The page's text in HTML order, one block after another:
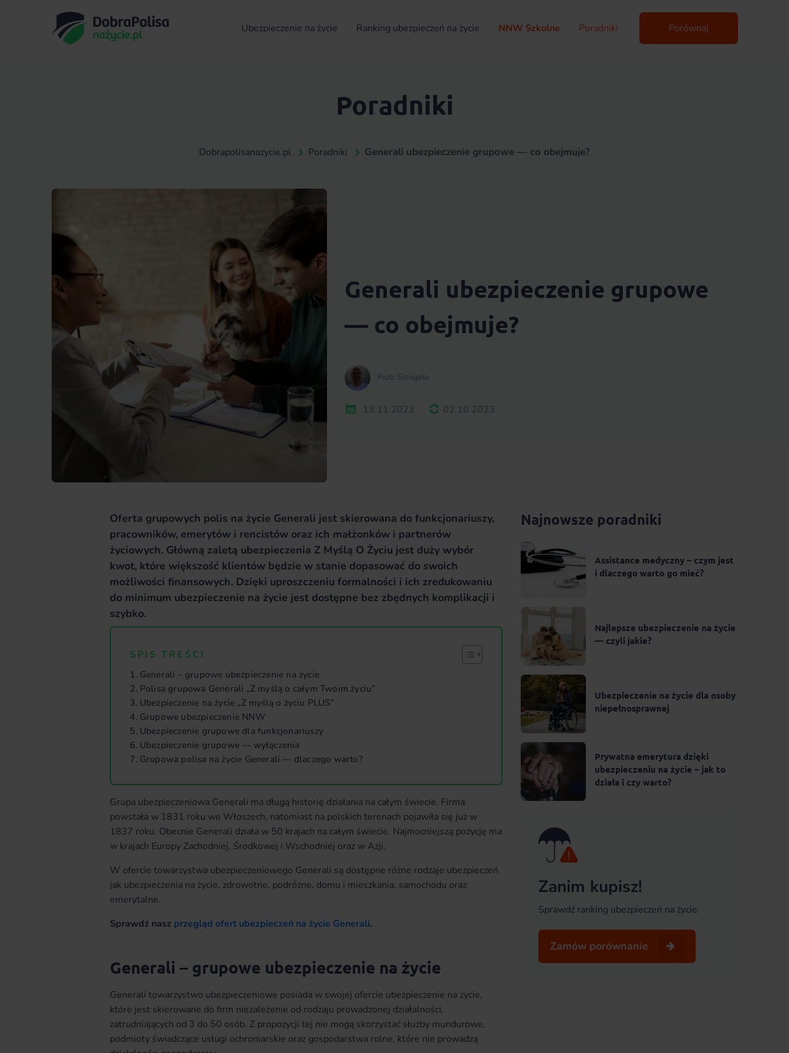
Ubezpieczenie na życie Ranking ubezpieczeń na życie NNW Szkolne Poradniki Porównaj
Poradniki
Dobrapolisanazycie.pl Poradniki Generali ubezpieczenie grupowe — co obejmuje?
Generali ubezpieczenie grupowe
— co obejmuje?
Piotr Strugała
13.11.2023 02.10.2023
Oferta grupowych polis na życie Generali jest skierowana do funkcjonariuszy,
pracowników, emerytów i rencistów oraz ich małżonków i partnerów
życiowych. Główną zaletą ubezpieczenia Z Myślą O Życiu jest duży wybór
kwot, które większość klientów będzie w stanie dopasować do swoich
możliwości finansowych. Dzięki uproszczeniu formalności i ich zredukowaniu
do minimum ubezpieczenie na życie jest dostępne bez zbędnych komplikacji i
szybko.
SPIS TREŚCI
Generali – grupowe ubezpieczenie na życie
Polisa grupowa Generali „Z myślą o całym Twoim życiu”
Ubezpieczenie na życie „Z myślą o życiu PLUS”
Grupowe ubezpieczenie NNW
Ubezpieczenie grupowe dla funkcjonariuszy
Ubezpieczenie grupowe — wyłączenia
Grupowa polisa na życie Generali — dlaczego warto?
Grupa ubezpieczeniowa Generali ma długą historię działania na całym świecie. Firma
powstała w 1831 roku we Włoszech, natomiast na polskich terenach pojawiła się już w
1837 roku. Obecnie Generali działa w 50 krajach na całym świecie. Najmocniejszą pozycję ma
w krajach Europy Zachodniej, Środkowej i Wschodniej oraz w Azji.
W ofercie towarzystwa ubezpieczeniowego Generali są dostępne różne rodzaje ubezpieczeń
jak ubezpieczenia na życie, zdrowotne, podróżne, domu i mieszkania, samochodu oraz
emerytalne.
Sprawdź nasz przegląd ofert ubezpieczeń na życie Generali.
Generali – grupowe ubezpieczenie na życie
Generali towarzystwo ubezpieczeniowe posiada w swojej ofercie ubezpieczenie na życie,
które jest skierowane do firm niezależenie od rodzaju prowadzonej działalności,
zatrudniających od 3 do 50 osób. Z propozycji tej nie mogą skorzystać służby mundurowe,
podmioty świadczące usługi ochroniarskie oraz gospodarstwa rolne, które nie prowadzą
Najnowsze poradniki
Assistance medyczny – czym jest
i dlaczego warto go mieć?
Najlepsze ubezpieczenie na życie
— czyli jakie?
Ubezpieczenie na życie dla osoby
niepełnosprawnej
Prywatna emerytura dzięki
ubezpieczeniu na życie – jak to
działa i czy warto?
Zanim kupisz!
Sprawdź ranking ubezpieczeń na życie.
Zamów porównanie